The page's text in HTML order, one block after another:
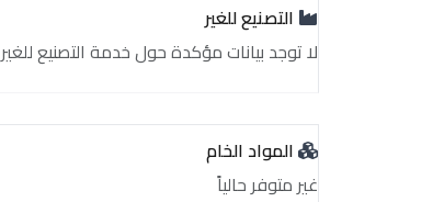
التصنيع للغير
لا توجد بيانات مؤكدة حول خدمة التصنيع للغير
المواد الخام
غير متوفر حالياً